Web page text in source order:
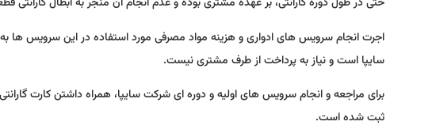
اجرت انجام سرویس های ادواری و هزینه مواد مصرفی مورد استفاده در این سرویس ها
سایپا است و نیاز به پرداخت از طرف مشتری نیست.
برای مراجعه و انجام سرویس های اولیه و دوره ای شرکت سایپا، همراه داشتن کارت
ثبت شده است.